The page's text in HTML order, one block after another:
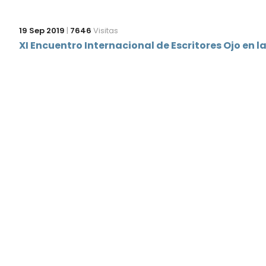
19 Sep 2019 | 7646 Visitas
XI Encuentro Internacional de Escritores Ojo en